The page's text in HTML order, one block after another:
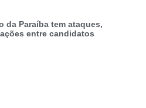
da Paraíba tem ataques,
entre candidatos